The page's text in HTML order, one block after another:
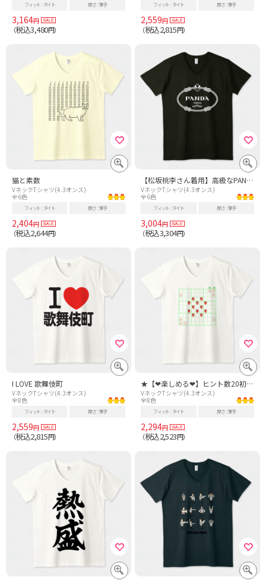
フィット タイト 厚さ 薄手
3,164円
（税込3,480円）
フィット タイト 厚さ 薄手
2,559円
（税込2,815円）
猫と素数
VネックTシャツ(4.3オンス)
全6色
フィット タイト 厚さ 薄手
2,404円
（税込2,644円）
【松坂桃李さん着用】高級なPANDA-白【ドラマあのキス】
VネックTシャツ(4.3オンス)
全6色
フィット タイト 厚さ 薄手
3,004円
（税込3,304円）
I LOVE 歌舞伎町
VネックTシャツ(4.3オンス)
全8色
フィット タイト 厚さ 薄手
2,559円
（税込2,815円）
★【❤楽しめる❤】ヒント数20初級問題です。
VネックTシャツ(4.3オンス)
全8色
フィット タイト 厚さ 薄手
2,294円
（税込2,523円）